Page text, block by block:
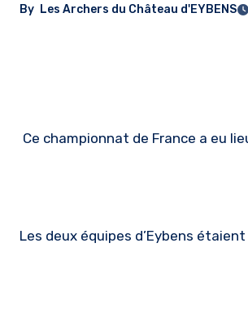
By Les Archers du Château d'EYBENS
Ce championnat de France a eu
Les deux équipes d’Eybens